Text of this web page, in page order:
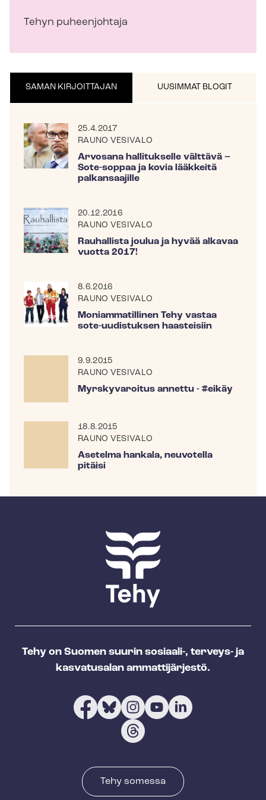
Tehyn puheenjohtaja
SAMAN KIRJOITTAJAN UUSIMMAT BLOGIT
25.4.2017
RAUNO VESIVALO
Arvosana hallitukselle välttävä –
Sote-soppaa ja kovia lääkkeitä
palkansaajille
20.12.2016
RAUNO VESIVALO
Rauhallista joulua ja hyvää alkavaa
vuotta 2017!
8.6.2016
RAUNO VESIVALO
Moniammatillinen Tehy vastaa
sote-uudistuksen haasteisiin
9.9.2015
RAUNO VESIVALO
Myrskyvaroitus annettu - #eikäy
18.8.2015
RAUNO VESIVALO
Asetelma hankala, neuvotella
pitäisi
Tehy on Suomen suurin sosiaali-, terveys- ja
kasvatusalan ammattijärjestö.
Tehy somessa